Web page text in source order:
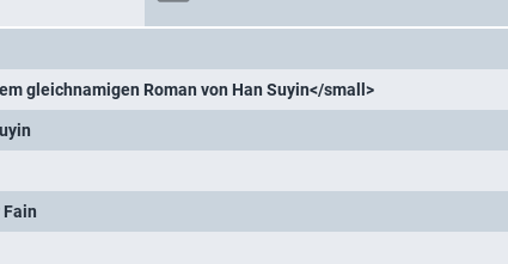
gleichnamigen Roman von Han Suyin</small>
Fain